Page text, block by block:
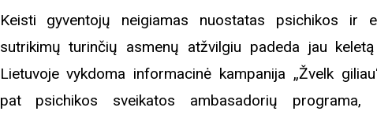
Keisti gyventojų neigiamas nuostatas psichikos ir
sutrikimų turinčių asmenų atžvilgiu padeda jau
Lietuvoje vykdoma informacinė kampanija „Žvelk
pat psichikos sveikatos ambasadorių programa,